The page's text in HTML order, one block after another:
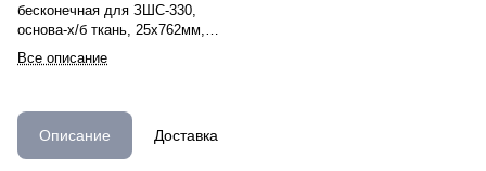
бесконечная для ЗШС-330,
основа-х/б ткань, 25х762мм,
Р120, 3шт
Все описание
Описание Доставка